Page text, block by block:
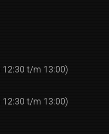
12:30 t/m 13:00)
12:30 t/m 13:00)